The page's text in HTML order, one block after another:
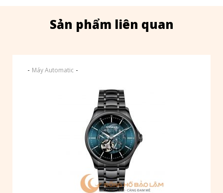
Sản phẩm liên quan
- Máy Automatic -